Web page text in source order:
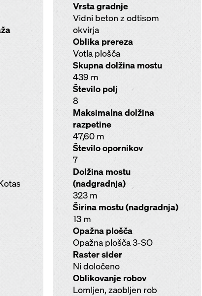
Vrsta gradnje
Vidni beton z odtisom
okvirja
Oblika prereza
Votla plošča
Skupna dolžina mostu
439 m
Število polj
8
Maksimalna dolžina
razpetine
47,60 m
Število opornikov
7
Dolžina mostu
(nadgradnja)
323 m
Širina mostu (nadgradnja)
13 m
Opažna plošča
Opažna plošča 3-SO
Raster sider
Ni določeno
Oblikovanje robov
Lomljen, zaobljen rob